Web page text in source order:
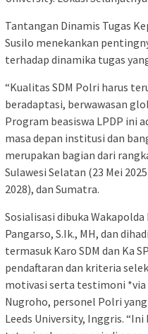
Tantangan Dinamis Tugas
Susilo menekankan
terhadap dinamika tugas
“Kualitas SDM Polri harus
beradaptasi, berwawasan
Program beasiswa LPDP ini
masa depan institusi dan
merupakan bagian dari
Sulawesi Selatan (23 Mei
2028), dan Sumatra.
Sosialisasi dibuka
Pangarso, S.Ik., MH, dan
termasuk Karo SDM dan Ka
pendaftaran dan kriteria
motivasi serta testimoni *via
Nugroho, personel Polri
Leeds University, Inggris.